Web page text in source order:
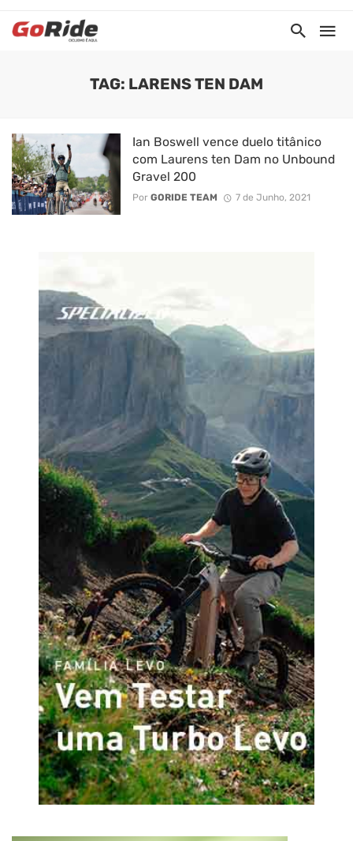
TAG: LARENS TEN DAM
Ian Boswell vence duelo titânico
com Laurens ten Dam no Unbound
Gravel 200
Por GORIDE TEAM 7 de Junho, 2021